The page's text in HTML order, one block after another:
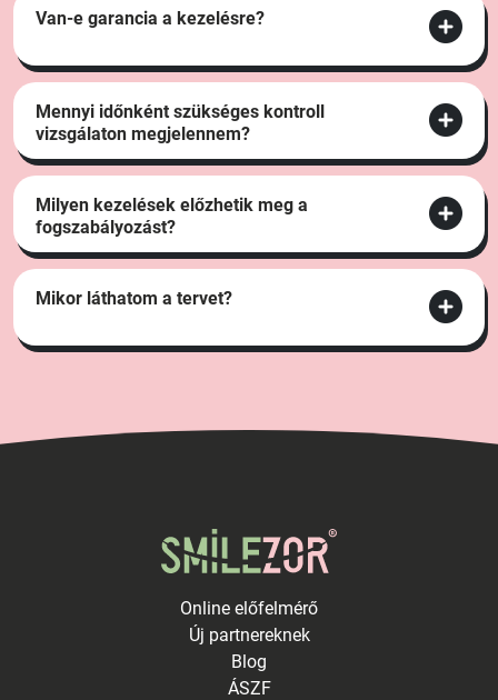
Van-e garancia a kezelésre?
Mennyi időnként szükséges kontroll
vizsgálaton megjelennem?
Milyen kezelések előzhetik meg a
fogszabályozást?
Mikor láthatom a tervet?
Online előfelmérő
Új partnereknek
Blog
ÁSZF